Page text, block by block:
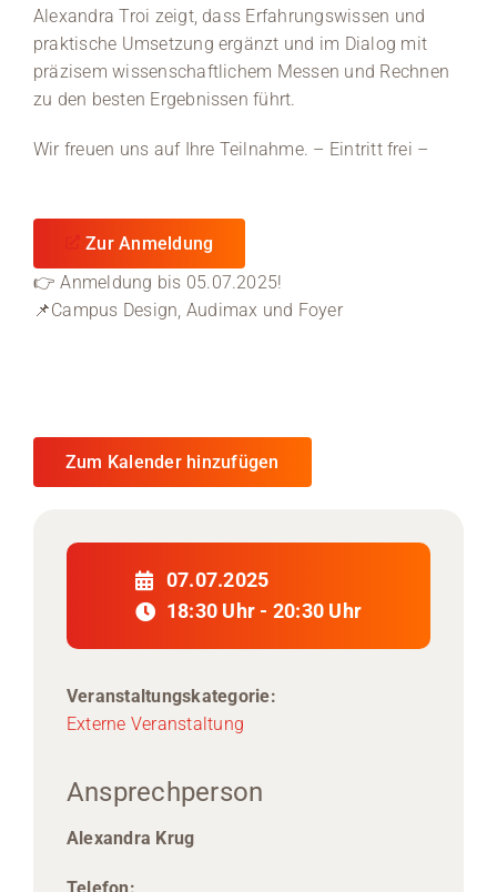
Alexandra Troi zeigt, dass Erfahrungswissen und
praktische Umsetzung ergänzt und im Dialog mit
präzisem wissenschaftlichem Messen und Rechnen
zu den besten Ergebnissen führt.
Wir freuen uns auf Ihre Teilnahme. – Eintritt frei –
Zur Anmeldung
👉 Anmeldung bis 05.07.2025!
📌Campus Design, Audimax und Foyer
Zum Kalender hinzufügen
07.07.2025
18:30 Uhr - 20:30 Uhr
Veranstaltungskategorie:
Externe Veranstaltung
Ansprechperson
Alexandra Krug